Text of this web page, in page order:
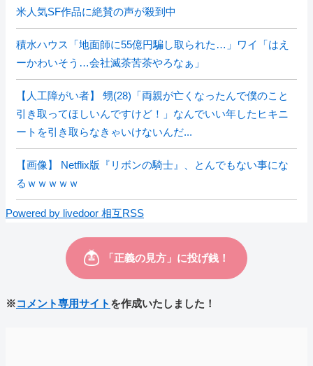
米人気SF作品に絶賛の声が殺到中
積水ハウス「地面師に55億円騙し取られた…」ワイ「はえ
ーかわいそう…会社滅茶苦茶やろなぁ」
【人工障がい者】 甥(28)「両親が亡くなったんで僕のこと
引き取ってほしいんですけど！」なんでいい年したヒキニ
ートを引き取らなきゃいけないんだ...
【画像】 Netflix版『リボンの騎士』、とんでもない事にな
るｗｗｗｗｗ
Powered by livedoor 相互RSS
※コメント専用サイト を作成いたしました！